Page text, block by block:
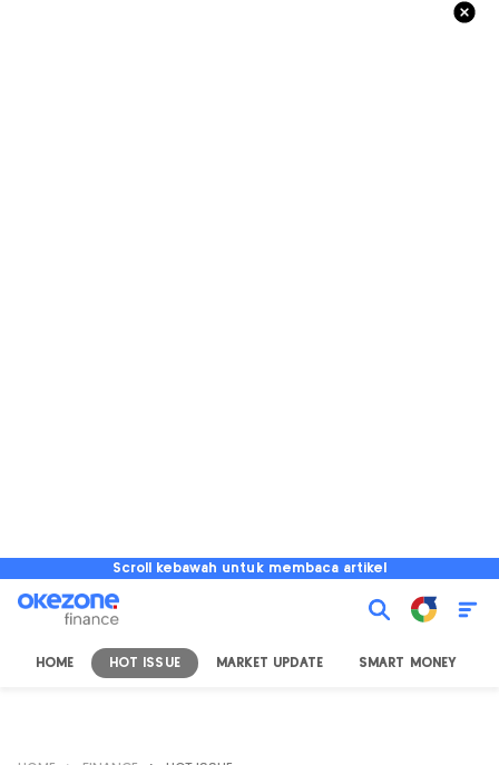
Scroll kebawah untuk membaca artikel
HOME HOT ISSUE MARKET UPDATE SMART MONEY